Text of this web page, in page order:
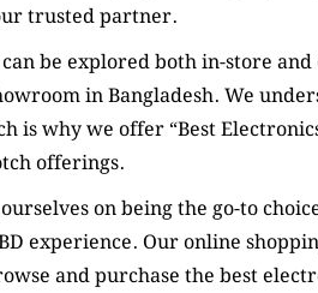
trusted partner.
be explored both in-store
in Bangladesh. We
is why we offer “Best
offerings.
on being the go-to
experience. Our online
and purchase the best